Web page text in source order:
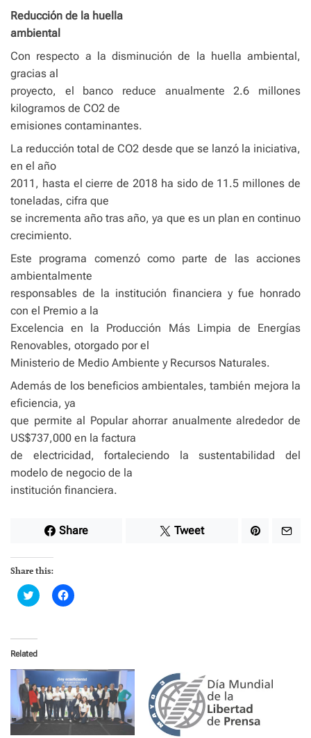
Reducción de la huella
ambiental
Con respecto a la disminución de la huella ambiental,
gracias al
proyecto, el banco reduce anualmente 2.6 millones
kilogramos de CO2 de
emisiones contaminantes.
La reducción total de CO2 desde que se lanzó la iniciativa,
en el año
2011, hasta el cierre de 2018 ha sido de 11.5 millones de
toneladas, cifra que
se incrementa año tras año, ya que es un plan en continuo
crecimiento.
Este programa comenzó como parte de las acciones
ambientalmente
responsables de la institución financiera y fue honrado
con el Premio a la
Excelencia en la Producción Más Limpia de Energías
Renovables, otorgado por el
Ministerio de Medio Ambiente y Recursos Naturales.
Además de los beneficios ambientales, también mejora la
eficiencia, ya
que permite al Popular ahorrar anualmente alrededor de
US$737,000 en la factura
de electricidad, fortaleciendo la sustentabilidad del
modelo de negocio de la
institución financiera.
Share Tweet
Share this:
C
l
t
o
s
a
r
e
o
n
T
w
C
l
a
r
e
o
n
F
Related